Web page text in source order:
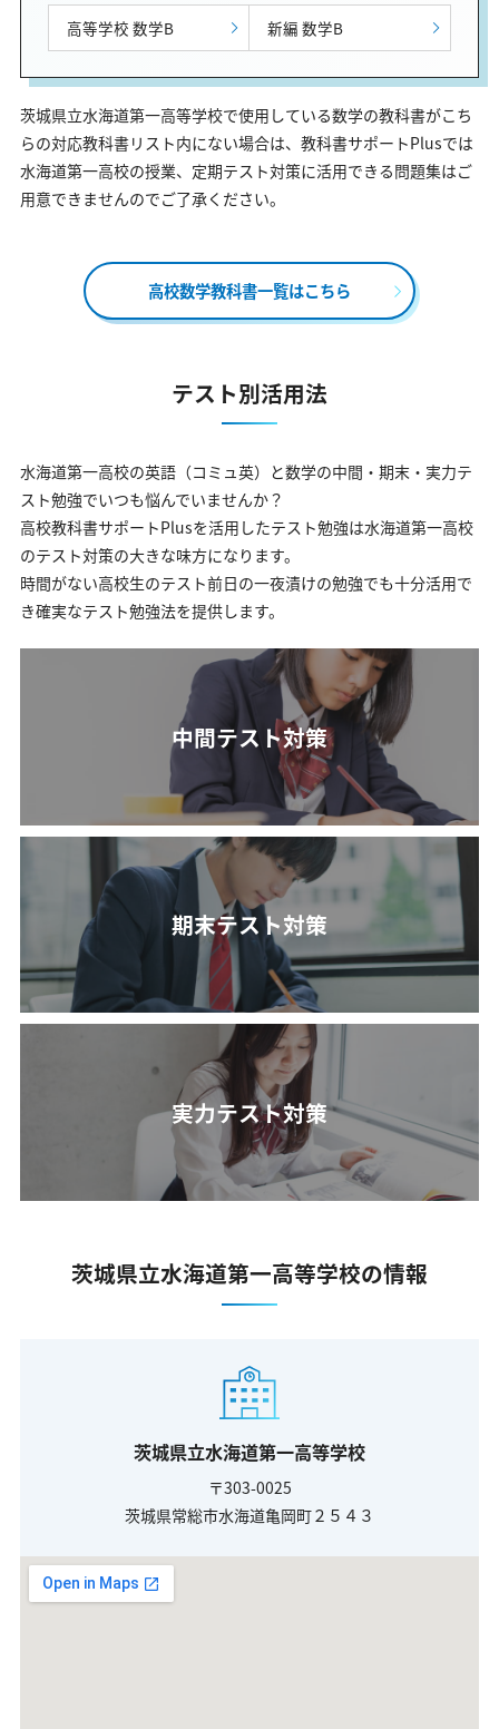
高等学校 数学B 新編 数学B
茨城県立水海道第一高等学校で使用している数学の教科書がこち
らの対応教科書リスト内にない場合は、教科書サポートPlusでは
水海道第一高校の授業、定期テスト対策に活用できる問題集はご
用意できませんのでご了承ください。
高校数学教科書一覧はこちら
テスト別活用法
水海道第一高校の英語（コミュ英）と数学の中間・期末・実力テ
スト勉強でいつも悩んでいませんか？
高校教科書サポートPlusを活用したテスト勉強は水海道第一高校
のテスト対策の大きな味方になります。
時間がない高校生のテスト前日の一夜漬けの勉強でも十分活用で
き確実なテスト勉強法を提供します。
中間テスト対策
期末テスト対策
実力テスト対策
茨城県立水海道第一高等学校の情報
茨城県立水海道第一高等学校
〒303-0025
茨城県常総市水海道亀岡町２５４３